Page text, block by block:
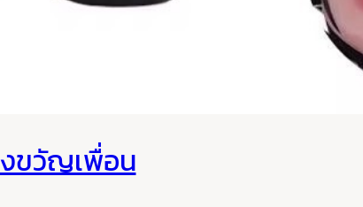
งขวัญเพื่อน